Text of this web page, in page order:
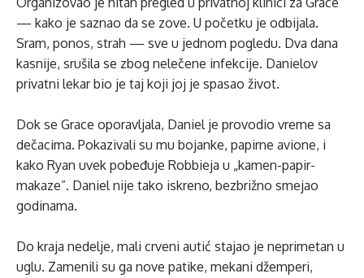
— kako je saznao da se zove. U početku je odbijala.
Sram, ponos, strah — sve u jednom pogledu. Dva dana
kasnije, srušila se zbog nelečene infekcije. Danielov
privatni lekar bio je taj koji joj je spasao život.
Dok se Grace oporavljala, Daniel je provodio vreme sa
dečacima. Pokazivali su mu bojanke, papirne avione, i
kako Ryan uvek pobeđuje Robbieja u „kamen-papir-
makaze”. Daniel nije tako iskreno, bezbrižno smejao
godinama.
Do kraja nedelje, mali crveni autić stajao je neprimetan u
uglu. Zamenili su ga nove patike, mekani džemperi,